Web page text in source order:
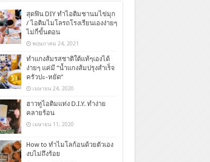
สุดฟิน DIY ทำไอติมชานมไข่มุก
/ ไอติมไมโลรถโรงเรียนเองง่ายๆ
ไม่กี่ขั้นตอน
พฤษภาคม 24, 2021
ทำแกงส้มรสชาติใต้แท้ๆเองได้
ง่ายๆ แค่มี “น้ำแกงส้มปรุงสำเร็จ
ครัวปะ-หยัด”
เมษายน 24, 2020
ฮาวทูไอติมแท่ง D.I.Y. ทำง่าย
คลายร้อน
เมษายน 11, 2020
How to ทำไมโลก้อนด้วยตัวเอง
งบไม่ถึงร้อย